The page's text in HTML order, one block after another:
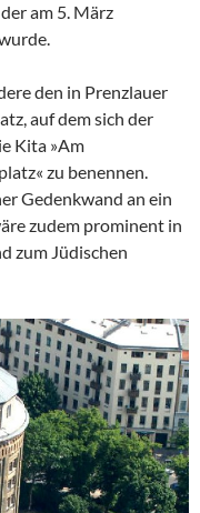
am 5. März
den in Prenzlauer
auf dem sich der
Kita »Am
zu benennen.
Gedenkwand an ein
zudem prominent in
zum Jüdischen